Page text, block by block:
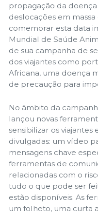
propagação da
deslocações em
comemorar esta data
Mundial de Saúde
de sua campanha de
dos viajantes como
Africana, uma doença
de precaução para
No âmbito da
lançou novas
sensibilizar os
divulgadas: um vídeo
mensagens chave
ferramentas de
relacionadas com o
tudo o que pode ser
estão disponíveis. As
um folheto, uma curta